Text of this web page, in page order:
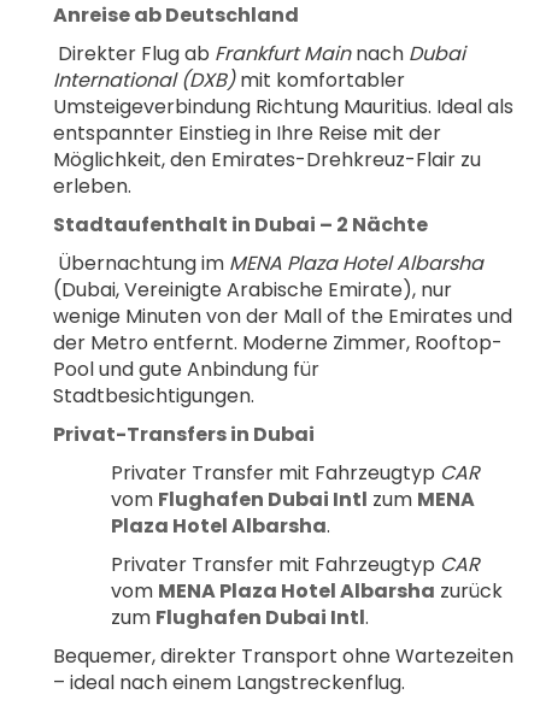
Anreise ab Deutschland
Direkter Flug ab Frankfurt Main nach Dubai
International (DXB) mit komfortabler
Umsteigeverbindung Richtung Mauritius. Ideal als
entspannter Einstieg in Ihre Reise mit der
Möglichkeit, den Emirates-Drehkreuz-Flair zu
erleben.
Stadtaufenthalt in Dubai – 2 Nächte
Übernachtung im MENA Plaza Hotel Albarsha
(Dubai, Vereinigte Arabische Emirate), nur
wenige Minuten von der Mall of the Emirates und
der Metro entfernt. Moderne Zimmer, Rooftop-
Pool und gute Anbindung für
Stadtbesichtigungen.
Privat-Transfers in Dubai
Privater Transfer mit Fahrzeugtyp CAR
vom Flughafen Dubai Intl zum MENA
Plaza Hotel Albarsha.
Privater Transfer mit Fahrzeugtyp CAR
vom MENA Plaza Hotel Albarsha zurück
zum Flughafen Dubai Intl.
Bequemer, direkter Transport ohne Wartezeiten
– ideal nach einem Langstreckenflug.